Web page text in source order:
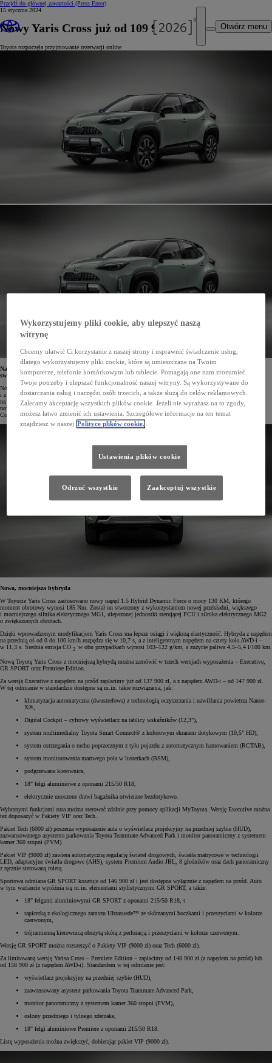
Przejdź do głównej zawartości (Press Enter)
Otwórz menu
15 stycznia 2024
Nowy Yaris Cross już od 109 900 zł
Toyota rozpoczęła przyjmowanie rezerwacji online
Na stronie
ruszyły rezerwacje online nowej Toyoty Yaris Cross. Klienci, którzy zarezerwują
swój samochód przez internet, będą mogli złożyć zamówienie w pierwszej kolejności.
Nowa Toyota Yaris Cross, którą można już rezerwować online, będzie dostępna w 6 wersjach wyposażenia
i z 4 napędami hybrydowymi. Do wyboru będzie m.in. dynamiczna hybryda o mocy 130 KM z napędem
na przednią oś (FWD) lub 4x4 (AWD-i). Pojazd w porównaniu ze swoim poprzednikiem zyskał wiele
nowoczesnych rozwiązań, w tym m.in. cyfrowe zegary, nową wersję systemu multimedialnego Toyota Smart
Connect® oraz ulepszone systemy wsparcia podczas jazdy i parkowania T-MATE.
Nowa, mocniejsza hybryda
W Toyocie Yaris Cross zastosowano nowy napęd 1.5 Hybrid Dynamic Force o mocy 130 KM, którego
moment obrotowy wynosi 185 Nm. Został on stworzony z wykorzystaniem nowej przekładni, większego
i mocniejszego silnika elektrycznego MG1, ulepszonej jednostki sterującej PCU i silnika elektrycznego MG2
o zwiększonych obrotach.
Dzięki wprowadzonym modyfikacjom Yaris Cross ma lepsze osiągi i większą elastyczność. Hybryda z napędem
na przednią oś od 0 do 100 km/h rozpędza się w 10,7 s, a z inteligentnym napędem na cztery koła AWD-i –
w 11,3 s. Średnia emisja CO 2 w obu przypadkach wynosi 103–122 g/km, a zużycie paliwa 4,5–5,4 l/100 km.
Nową Toyotę Yaris Cross z mocniejszą hybrydą można zamówić w trzech wersjach wyposażenia – Executive,
GR SPORT oraz Premiere Edition.
Za wersję Executive z napędem na przód zapłacimy już od 137 900 zł, a z napędem AWD-i – od 147 900 zł.
W tej odmianie w standardzie dostępne są m.in. takie rozwiązania, jak:
klimatyzacja automatyczna (dwustrefowa) z technologią oczyszczania i nawilżania powietrza Nanoe-
X®,
Digital Cockpit – cyfrowy wyświetlacz na tablicy wskaźników (12,3"),
system multimedialny Toyota Smart Connect® z kolorowym ekranem dotykowym (10,5" HD),
system ostrzegania o ruchu poprzecznym z tyłu pojazdu z automatycznym hamowaniem (RCTAB),
system monitorowania martwego pola w lusterkach (BSM),
podgrzewana kierownica,
18" felgi aluminiowe z oponami 215/50 R18,
elektrycznie unoszone drzwi bagażnika otwierane bezdotykowo.
Wybranymi funkcjami auta można sterować zdalnie przy pomocy aplikacji MyToyota. Wersję Executive można
też doposażyć w Pakiety VIP oraz Tech.
Pakiet Tech (6000 zł) poszerza wyposażenie auta o wyświetlacz projekcyjny na przedniej szybie (HUD),
zaawansowanego asystenta parkowania Toyota Teammate Advanced Park i monitor panoramiczny z systemem
kamer 360 stopni (PVM).
Pakiet VIP (9000 zł) zawiera automatyczną regulację świateł drogowych, światła matrycowe w technologii
LED, adaptacyjne światła drogowe (AHS), system Premium Audio JBL, 8 głośników oraz dach panoramiczny
z ręcznie sterowaną roletą.
Sportowa odmiana GR SPORT kosztuje od 146 900 zł i jest dostępna wyłącznie z napędem na przód. Auto
w tym wariancie wyróżnia się m.in. elementami stylistycznymi GR SPORT, a także:
18" felgami aluminiowymi GR SPORT z oponami 215/50 R18, t
tapicerką z ekologicznego zamszu Ultrasuede™ ze skórzanymi boczkami i przeszyciami w kolorze
czerwonym,
trójramienną kierownicą obszytą skórą z perforacją i przeszyciami w kolorze czerwonym.
Wersję GR SPORT można rozszerzyć o Pakiety VIP (9000 zł) oraz Tech (6000 zł).
Za limitowaną wersję Yarisa Cross – Premiere Edition – zapłacimy od 148 900 zł (z napędem na przód) lub
od 158 900 zł (z napędem AWD-i). Standardem w tej odmianie jest:
wyświetlacz projekcyjny na przedniej szybie (HUD),
zaawansowany asystent parkowania Toyota Teammate Advanced Park,
monitor panoramiczny z systemem kamer 360 stopni (PVM),
osłony przedniego i tylnego zderzaka,
18" felgi aluminiowe Premiere z oponami 215/50 R18.
Listę wyposażenia można zwiększyć, dobierając pakiet VIP (9000 zł).
Wykorzystujemy pliki cookie, aby ulepszyć naszą
witrynę
Chcemy ułatwić Ci korzystanie z naszej strony i usprawnić świadczenie usług,
dlatego wykorzystujemy pliki cookie, które są umieszczane na Twoim
komputerze, telefonie komórkowym lub tablecie. Pomagają one nam zrozumieć
Twoje potrzeby i ulepszać funkcjonalność naszej witryny. Są wykorzystywane do
dostarczania usług i narzędzi osób trzecich, a także służą do celów reklamowych.
Zalecamy akceptację wszystkich plików cookie. Jeżeli nie wyrażasz na to zgody,
możesz łatwo zmienić ich ustawienia. Szczegółowe informacje na ten temat
znajdziesz w naszej Polityce plików cookie.
Ustawienia plików cookie
Odrzuć wszystkie Zaakceptuj wszystkie